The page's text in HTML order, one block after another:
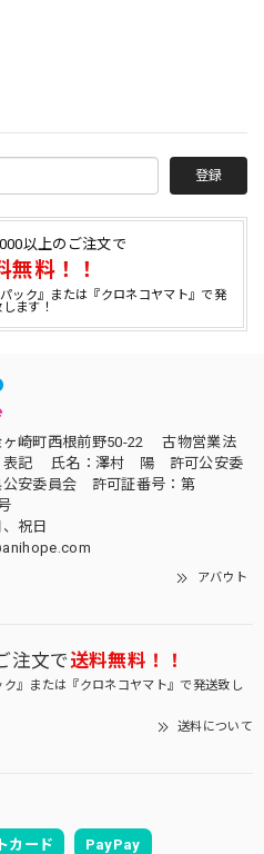
登録
以上のご注文で
無料！！
ック』または『クロネコヤマト』で発
ます！
ヶ崎町西根前野50-22 古物営業法
表記 氏名：澤村 陽 許可公安委
公安委員会 許可証番号：第
祝日
アバウト
注文で送料無料！！
』または『クロネコヤマト』で発送致し
送料について
カード PayPay